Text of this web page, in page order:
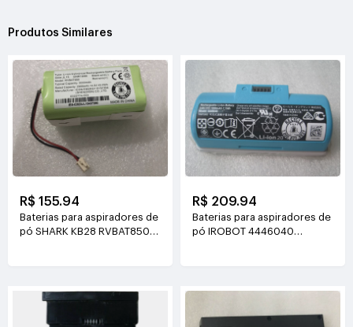
Produtos Similares
R$ 155.94
Baterias para aspiradores de
pó SHARK KB28 RVBAT850
R$ 209.94
Baterias para aspiradores de
pó IROBOT 4446040